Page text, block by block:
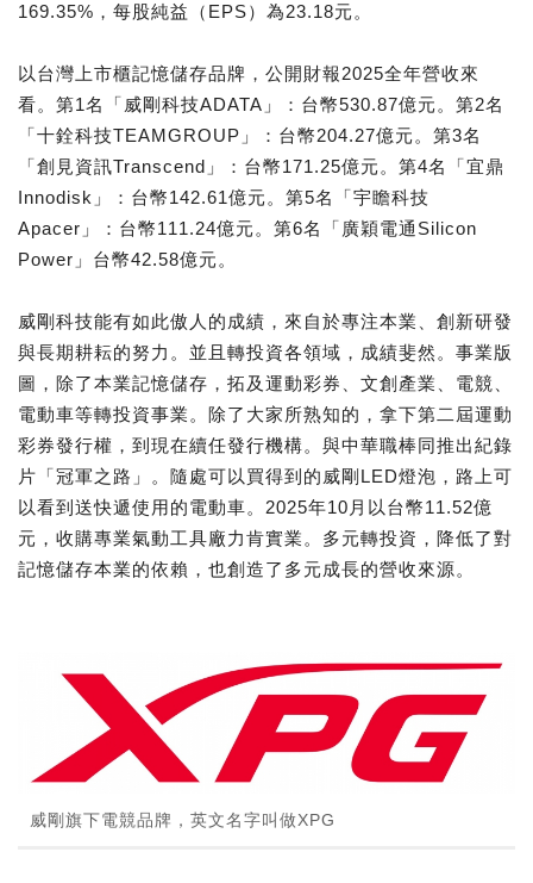
169.35%，每股純益（EPS）為23.18元。
以台灣上市櫃記憶儲存品牌，公開財報2025全年營收來
看。第1名「威剛科技ADATA」：台幣530.87億元。第2名
「十銓科技TEAMGROUP」：台幣204.27億元。第3名
「創見資訊Transcend」：台幣171.25億元。第4名「宜鼎
Innodisk」：台幣142.61億元。第5名「宇瞻科技
Apacer」：台幣111.24億元。第6名「廣穎電通Silicon
Power」台幣42.58億元。
威剛科技能有如此傲人的成績，來自於專注本業、創新研發
與長期耕耘的努力。並且轉投資各領域，成績斐然。事業版
圖，除了本業記憶儲存，拓及運動彩券、文創產業、電競、
電動車等轉投資事業。除了大家所熟知的，拿下第二屆運動
彩券發行權，到現在續任發行機構。與中華職棒同推出紀錄
片「冠軍之路」。隨處可以買得到的威剛LED燈泡，路上可
以看到送快遞使用的電動車。2025年10月以台幣11.52億
元，收購專業氣動工具廠力肯實業。多元轉投資，降低了對
記憶儲存本業的依賴，也創造了多元成長的營收來源。
威剛旗下電競品牌，英文名字叫做XPG